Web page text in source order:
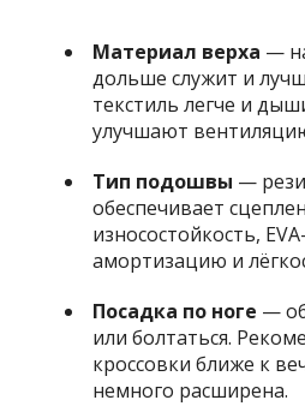
Материал верха —
дольше служит и
текстиль легче и
улучшают
Тип подошвы —
обеспечивает
износостойкость,
амортизацию и
Посадка по ноге —
или болтаться.
кроссовки ближе к
немного расширена.